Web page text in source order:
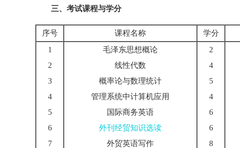
三、考试课程与学分
序号 课程名称 学分
1
2
3
4
5
6
7
毛泽东思想概论
线性代数
概率论与数理统计
管理系统中计算机应用
国际商务英语
外刊经贸知识选读
外贸英语写作
2
4
5
4
6
6
8